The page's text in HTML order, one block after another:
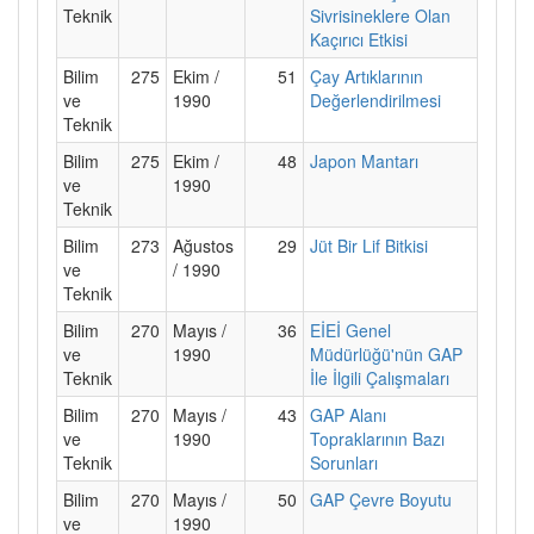
Teknik
Sivrisineklere Olan
Kaçırıcı Etkisi
Bilim
ve
Teknik
275 Ekim /
1990
51
Çay Artıklarının
Değerlendirilmesi
Bilim
ve
Teknik
275 Ekim /
1990
48 Japon Mantarı
Bilim
ve
Teknik
273 Ağustos
/ 1990
29 Jüt Bir Lif Bitkisi
Bilim
ve
Teknik
270
Mayıs /
1990
36
EİEİ Genel
Müdürlüğü'nün GAP
İle İlgili Çalışmaları
Bilim
ve
Teknik
270
Mayıs /
1990
43 GAP Alanı
Topraklarının Bazı
Sorunları
Bilim
ve
270
Mayıs /
1990
50 GAP Çevre Boyutu